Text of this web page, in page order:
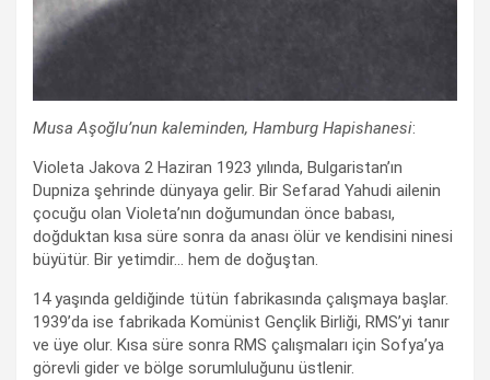
Musa Aşoğlu’nun kaleminden, Hamburg Hapishanesi:
Violeta Jakova 2 Haziran 1923 yılında, Bulgaristan’ın
Dupniza şehrinde dünyaya gelir. Bir Sefarad Yahudi ailenin
çocuğu olan Violeta’nın doğumundan önce babası,
doğduktan kısa süre sonra da anası ölür ve kendisini ninesi
büyütür. Bir yetimdir… hem de doğuştan.
14 yaşında geldiğinde tütün fabrikasında çalışmaya başlar.
1939’da ise fabrikada Komünist Gençlik Birliği, RMS’yi tanır
ve üye olur. Kısa süre sonra RMS çalışmaları için Sofya’ya
görevli gider ve bölge sorumluluğunu üstlenir.